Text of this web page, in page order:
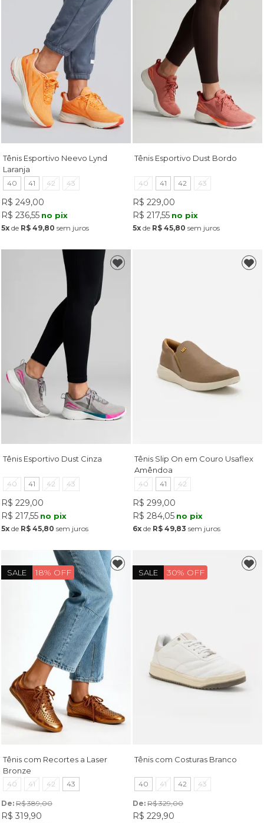
Tênis Esportivo Neevo Lynd
Laranja
40 41 42 43
R$ 249,00
R$ 236,55 no pix
5xde R$ 49,80 sem juros
Tênis Esportivo Dust Bordo
40 41 42 43
R$ 229,00
R$ 217,55 no pix
5x de R$ 45,80 sem juros
Tênis Esportivo Dust Cinza
40 41 42 43
R$ 229,00
R$ 217,55 no pix
5xde R$ 45,80 sem juros
Tênis Slip On em Couro Usaflex
Amêndoa
40 41 42
R$ 299,00
R$ 284,05 no pix
6x de R$ 49,83 sem juros
SALE 18% OFF
Tênis com Recortes a Laser
Bronze
40 41 42 43
De: R$ 389,00
R$ 319,90
SALE 30% OFF
Tênis com Costuras Branco
40 41 42 43
De: R$ 329,00
R$ 229,90